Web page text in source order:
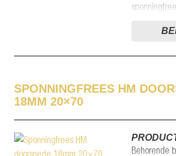
SPONNINGFREES HM
18MM 20×70
Behorende